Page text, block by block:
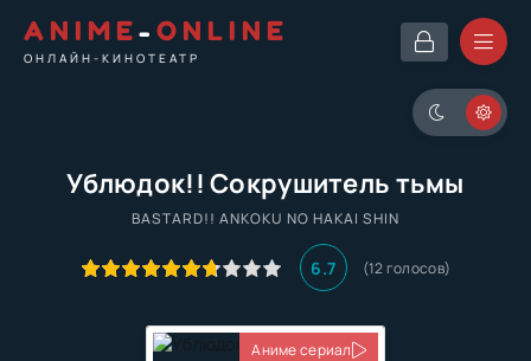
ANIME- ONLINE
ОНЛАЙН-КИНОТЕАТР
Ублюдок!! Сокрушитель тьмы
BASTARD!! ANKOKU NO HAKAI SHIN
6.7 (12голосов)
Аниме сериал